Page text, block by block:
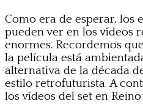
Como era de esperar, los
pueden ver en los vídeos
enormes. Recordemos
la película está
alternativa de la década
estilo retrofuturista. A
los vídeos del set en